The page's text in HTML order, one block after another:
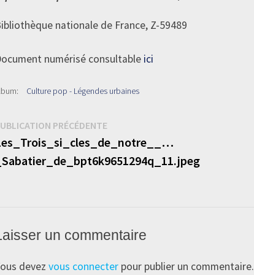
nationale de France, Z-59489
numérisé consultable ici
Culture pop - Légendes urbaines
PRÉCÉDENTEPublication
précédente :
_Sabatier_de_bpt6k9651294q_11.jpeg
un commentaire
devez vous connecterpour publier un commentaire.